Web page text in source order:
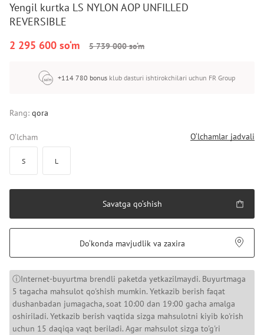
Yengil kurtka LS NYLON AOP UNFILLED
REVERSIBLE
2 295 600 so‘m
5 739 000 so‘m
+114 780 bonus klub dasturi ishtirokchilari uchun FR Group
Rang: qora
O‘lcham O‘lchamlar jadvali
S L
Savatga qo‘shish
Do‘konda mavjudlik va zaxira
ⓘInternet-buyurtma brendli paketda yetkazilmaydi. Buyurtmaga
5 tagacha mahsulot qo'shish mumkin. Yetkazib berish faqat
dushanbadan jumagacha, soat 10:00 dan 19:00 gacha amalga
oshiriladi. Yetkazib berish vaqtida sizga mahsulotni kiyib ko'rish
uchun 15 daqiqa vaqt beriladi. Agar mahsulot sizga to'g'ri